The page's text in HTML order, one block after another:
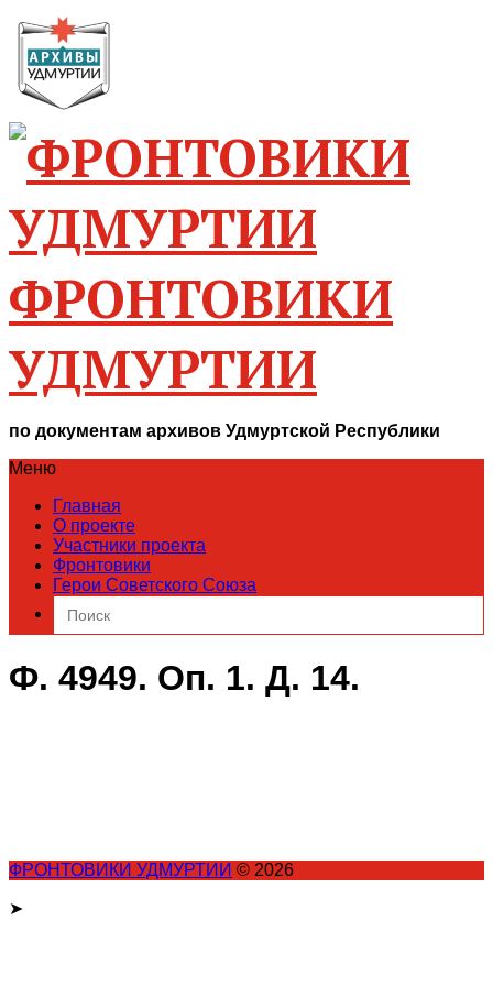
ФРОНТОВИКИ
УДМУРТИИ
по документам архивов Удмуртской Республики
Меню
Главная
О проекте
Участники проекта
Фронтовики
Герои Советского Союза
Search
for:
Ф. 4949. Оп. 1. Д. 14.
ФРОНТОВИКИ УДМУРТИИ © 2026
➤